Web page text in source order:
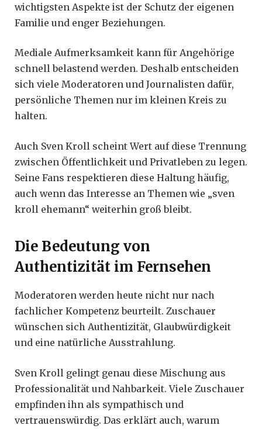
wichtigsten Aspekte ist der Schutz der eigenen
Familie und enger Beziehungen.
Mediale Aufmerksamkeit kann für Angehörige
schnell belastend werden. Deshalb entscheiden
sich viele Moderatoren und Journalisten dafür,
persönliche Themen nur im kleinen Kreis zu
halten.
Auch Sven Kroll scheint Wert auf diese Trennung
zwischen Öffentlichkeit und Privatleben zu legen.
Seine Fans respektieren diese Haltung häufig,
auch wenn das Interesse an Themen wie „sven
kroll ehemann“ weiterhin groß bleibt.
Die Bedeutung von
Authentizität im Fernsehen
Moderatoren werden heute nicht nur nach
fachlicher Kompetenz beurteilt. Zuschauer
wünschen sich Authentizität, Glaubwürdigkeit
und eine natürliche Ausstrahlung.
Sven Kroll gelingt genau diese Mischung aus
Professionalität und Nahbarkeit. Viele Zuschauer
empfinden ihn als sympathisch und
vertrauenswürdig. Das erklärt auch, warum